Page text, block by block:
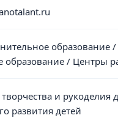
образование
/ Центры
и рукоделия
развития детей